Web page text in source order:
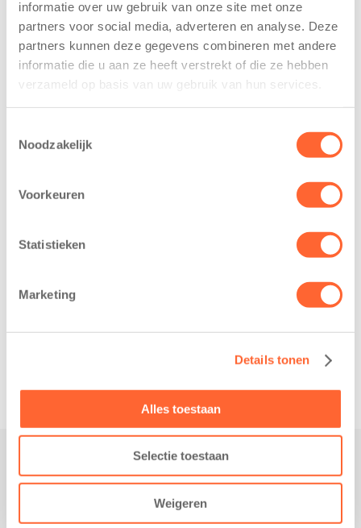
informatie over uw gebruik van onze site met onze
partners voor social media, adverteren en analyse. Deze
partners kunnen deze gegevens combineren met andere
informatie die u aan ze heeft verstrekt of die ze hebben
verzameld op basis van uw gebruik van hun services.
Noodzakelijk
Voorkeuren
Statistieken
Marketing
Details tonen
Alles toestaan
Selectie toestaan
Weigeren
wijk Wiarda in
Leeuwarden
11 juni 2026
Leeuwarden –
Kids First
heeft een
realisatie van een
kindcentrum in
Leeuwarden Zuid.
Na…
Menzis 4 Mijl
van Groningen
13 mei 2026
De jongste
deelnemers van
Praktisch